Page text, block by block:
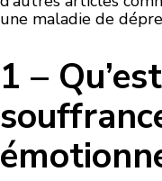
une maladie de
1 –